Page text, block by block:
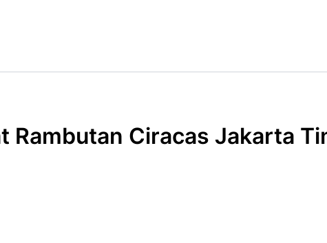
Rambutan Ciracas Jakarta